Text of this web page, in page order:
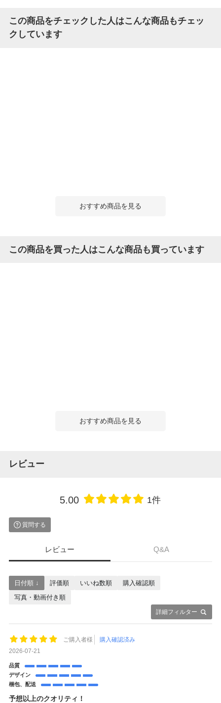
この商品をチェックした人はこんな商品もチェッ
クしています
おすすめ商品を見る
この商品を買った人はこんな商品も買っています
おすすめ商品を見る
レビュー
5.00 1件
質問する
レビュー Q&A
詳細フィルター
日付順 ↓ 評価順 いいね数順
購入確認順
写真・動画付き順
ご購入者様
購入確認済み
2026-07-21
品質
デザイン
梱包、配送
予想以上のクオリティ！